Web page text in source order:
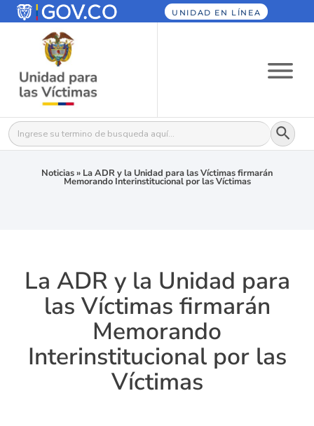
UNIDAD EN LÍNEA
Buscar: Botón
Noticias» La ADR y la Unidad para las Víctimas firmarán
Memorando Interinstitucional por las Víctimas
La ADR y la Unidad para
las Víctimas firmarán
Memorando
Interinstitucional por las
Víctimas